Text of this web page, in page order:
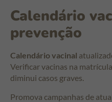
Calendário
prevenção
Calendário vacinal
Verificar vacinas na
diminui casos graves.
Promova campanhas de